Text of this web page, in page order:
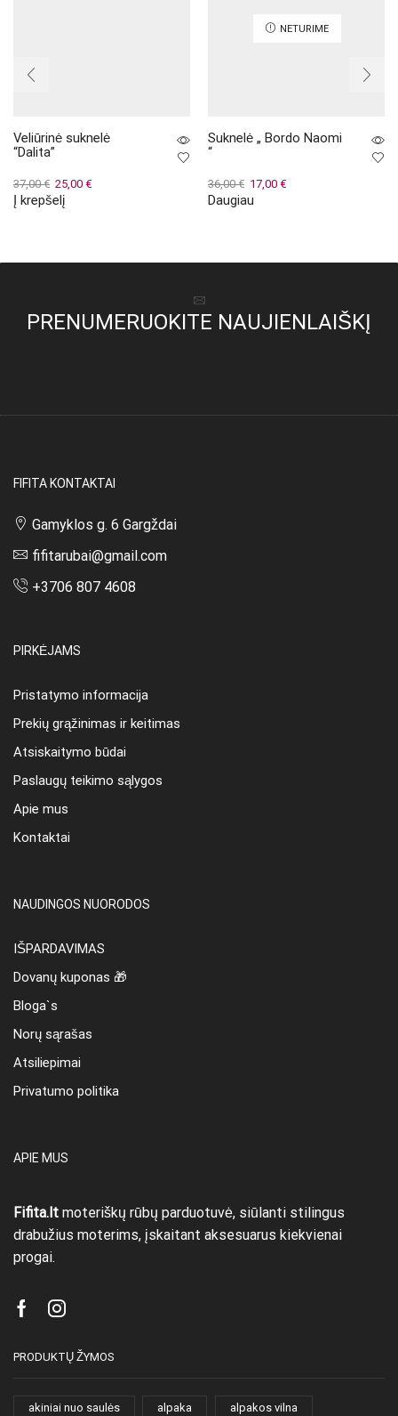
Veliūrinė suknelė
“Dalita”
37,00€ Original
price
25,00 €Current
Į krepšelį
NETURIME
Suknelė „ Bordo Naomi
“
36,00€ Original
price
17,00 €Current
Daugiau
PRENUMERUOKITE NAUJIENLAIŠKĮ
FIFITA KONTAKTAI
Gamyklos g. 6 Gargždai
fifitarubai@gmail.com
+3706 807 4608
PIRKĖJAMS
Pristatymo informacija
Prekių grąžinimas ir keitimas
Atsiskaitymo būdai
Paslaugų teikimo sąlygos
Apie mus
Kontaktai
NAUDINGOS NUORODOS
IŠPARDAVIMAS
Dovanų kuponas 🎁
Bloga`s
Norų sąrašas
Atsiliepimai
Privatumo politika
APIE MUS
Fifita.lt moteriškų rūbų parduotuvė, siūlanti stilingus
drabužius moterims, įskaitant aksesuarus kiekvienai
progai.
FacebookInstagram
PRODUKTŲ ŽYMOS
akiniai nuo saulės alpaka alpakos vilna